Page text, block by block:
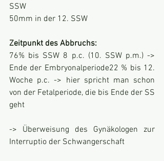
SSW
50mm in der 12. SSW
Zeitpunkt des Abbruchs:
76% bis SSW 8 p.c. (10. SSW p.m.) ->
Ende der Embryonalperiode22 % bis 12.
Woche p.c. -> hier spricht man schon
von der Fetalperiode, die bis Ende der SS
geht
-> Überweisung des Gynäkologen zur
Interruptio der Schwangerschaft